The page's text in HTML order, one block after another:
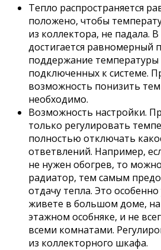
Тепло распространяется
положено, чтобы
из коллектора, не падала. В
достигается равномерный
поддержание температуры
подключенных к системе.
возможность понизить
необходимо.
Возможность настройки.
только регулировать
полностью отключать
ответвлений. Например,
не нужен обогрев, то
радиатор, тем самым
отдачу тепла. Это
живете в большом доме,
этажном особняке, и не
всеми комнатами.
из коллекторного шкафа.